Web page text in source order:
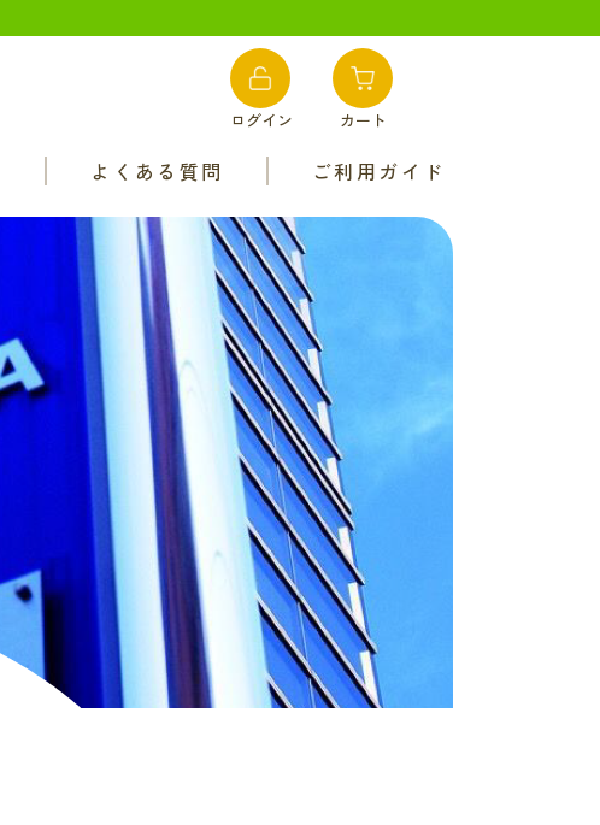
ログイン カート
よくある質問 ご利用ガイド